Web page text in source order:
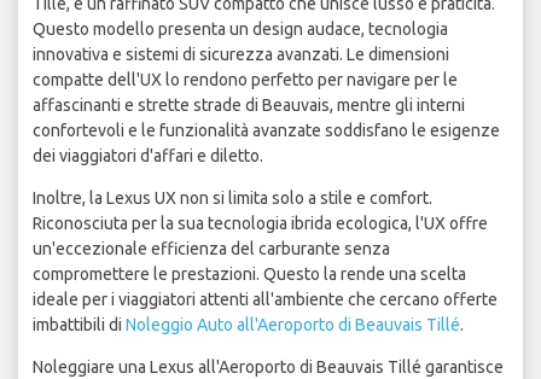
Questo modello presenta un design audace, tecnologia
innovativa e sistemi di sicurezza avanzati. Le dimensioni
compatte dell'UX lo rendono perfetto per navigare per le
affascinanti e strette strade di Beauvais, mentre gli interni
confortevoli e le funzionalità avanzate soddisfano le esigenze
dei viaggiatori d'affari e diletto.
Inoltre, la Lexus UX non si limita solo a stile e comfort.
Riconosciuta per la sua tecnologia ibrida ecologica, l'UX offre
un'eccezionale efficienza del carburante senza
compromettere le prestazioni. Questo la rende una scelta
ideale per i viaggiatori attenti all'ambiente che cercano offerte
imbattibili di Noleggio Auto all'Aeroporto di Beauvais Tillé.
Noleggiare una Lexus all'Aeroporto di Beauvais Tillé garantisce